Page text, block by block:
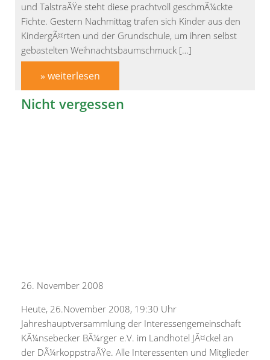
und TalstraÃŸe steht diese prachtvoll geschmÃ¼ckte
Fichte. Gestern Nachmittag trafen sich Kinder aus den
KindergÃ¤rten und der Grundschule, um ihren selbst
gebastelten Weihnachtsbaumschmuck […]
» weiterlesen
Nicht vergessen
26. November 2008
Heute, 26.November 2008, 19:30 Uhr
Jahreshauptversammlung der Interessengemeinschaft
KÃ¼nsebecker BÃ¼rger e.V. im Landhotel JÃ¤ckel an
der DÃ¼rkoppstraÃŸe. Alle Interessenten und Mitglieder